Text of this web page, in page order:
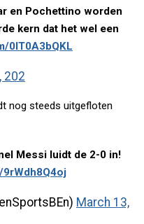
en Pochettino worden
kern dat het wel een
0IT0A3bQKL
202
nog steeds uitgefloten
Messi luidt de 2-0 in!
March 13,